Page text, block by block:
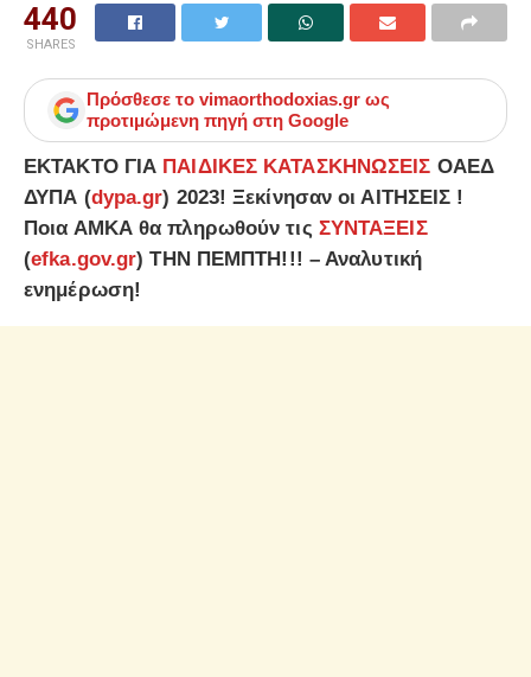
440
SHARES
Πρόσθεσε το vimaorthodoxias.gr ως
προτιμώμενη πηγή στη Google
ΕΚΤΑΚΤΟ ΓΙΑ ΠΑΙΔΙΚΕΣ ΚΑΤΑΣΚΗΝΩΣΕΙΣ ΟΑΕΔ
ΔΥΠΑ (dypa.gr) 2023! Ξεκίνησαν οι ΑΙΤΗΣΕΙΣ !
Ποια ΑΜΚΑ θα πληρωθούν τις ΣΥΝΤΑΞΕΙΣ
(efka.gov.gr) ΤΗΝ ΠΕΜΠΤΗ!!! – Αναλυτική
ενημέρωση!